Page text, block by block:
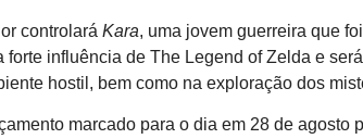
controlará Kara, uma jovem guerreira que
forte influência de The Legend of Zelda e
hostil, bem como na exploração dos
marcado para o dia em 28 de